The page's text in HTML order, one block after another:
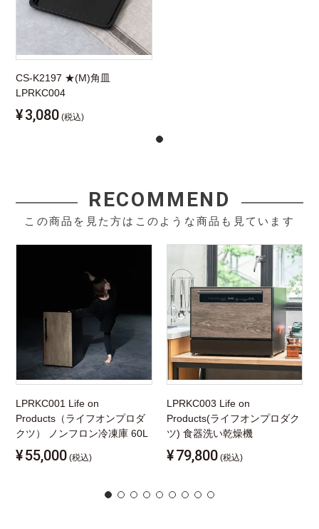
CS-K2197 ★(M)角皿
LPRKC004
¥3,080 (税込)
RECOMMEND
この商品を見た方はこのような商品も見ています
LPRKC001 Life on
Products（ライフオンプロダ
クツ） ノンフロン冷凍庫 60L
¥55,000 (税込)
LPRKC003 Life on
Products(ライフオンプロダク
ツ) 食器洗い乾燥機
¥79,800 (税込)